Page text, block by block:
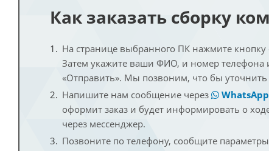
Как заказать сборку
На странице выбранного ПК нажмите кнопку
Затем укажите ваши ФИО, и номер телефона
«Отправить». Мы позвоним, что бы уточнить
Напишите нам сообщение через
WhatsApp
оформит заказ и будет информировать о
через мессенджер.
Позвоните по телефону, сообщите